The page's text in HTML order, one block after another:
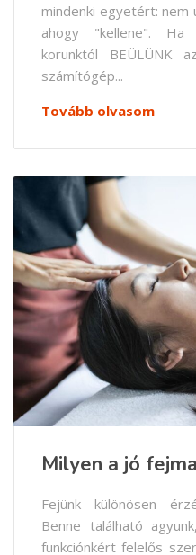
mindenki egyetért: nem
ahogy "kellene". Ha
korunktól BEÜLÜNK
számítógép...
Tovább olvasom
Milyen a jó
Fejünk különösen
Benne található
funkciónkért felelős